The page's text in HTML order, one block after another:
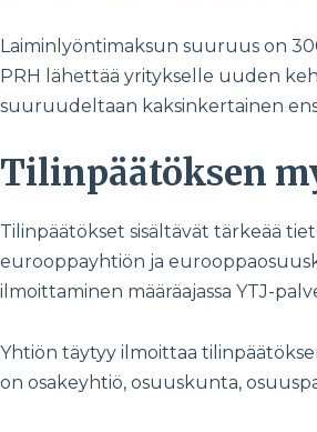
Laiminlyöntimaksun suuruus on
PRH lähettää yritykselle uuden
suuruudeltaan kaksinkertainen
Tilinpäätöksen
Tilinpäätökset sisältävät tärkeää
eurooppayhtiön ja
ilmoittaminen määräajassa YTJ-
Yhtiön täytyy ilmoittaa
on osakeyhtiö, osuuskunta,